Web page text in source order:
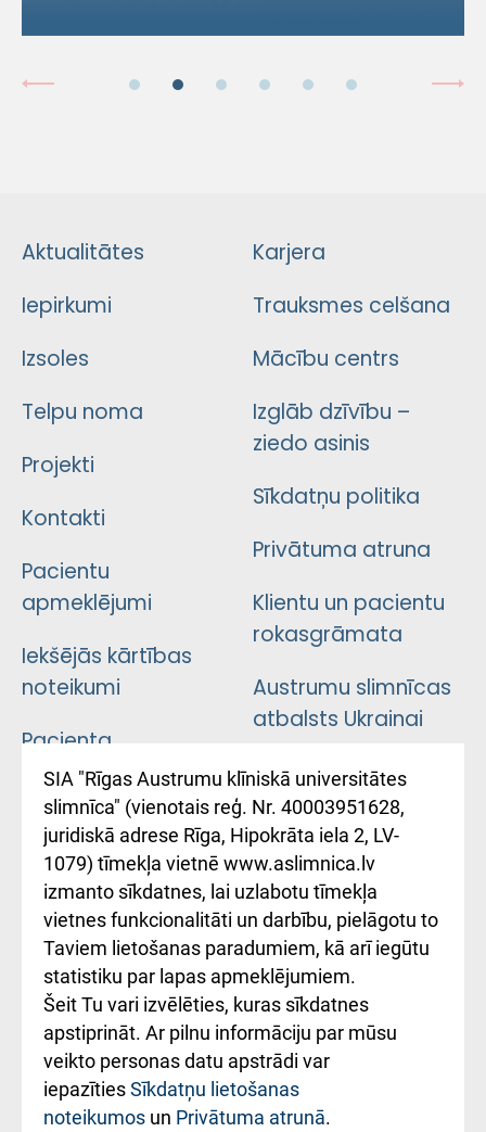
Aktualitātes
Iepirkumi
Izsoles
Telpu noma
Projekti
Kontakti
Pacientu
apmeklējumi
Iekšējās kārtības
noteikumi
Pacienta
atsauksmju/sūdzību
iesniegšanas
kārtība
Kā pie mums nokļūt
Rēķinu apmaksas
ceļvedis
Rekvizīti un
ārstniecības
iestādes kods
010000234
Karjera
Trauksmes celšana
Mācību centrs
Izglāb dzīvību –
ziedo asinis
Sīkdatņu politika
Privātuma atruna
Klientu un pacientu
rokasgrāmata
Austrumu slimnīcas
atbalsts Ukrainai
Підтримка Східної
лікарні та співпраця з
Україною
SIA "Rīgas Austrumu klīniskā universitātes
slimnīca" (vienotais reģ. Nr. 40003951628,
juridiskā adrese Rīga, Hipokrāta iela 2, LV-
1079) tīmekļa vietnē www.aslimnica.lv
izmanto sīkdatnes, lai uzlabotu tīmekļa
vietnes funkcionalitāti un darbību, pielāgotu to
Taviem lietošanas paradumiem, kā arī iegūtu
statistiku par lapas apmeklējumiem.
Šeit Tu vari izvēlēties, kuras sīkdatnes
apstiprināt. Ar pilnu informāciju par mūsu
veikto personas datu apstrādi var
iepazītiesSīkdatņu lietošanas
noteikumos un Privātuma atrunā.